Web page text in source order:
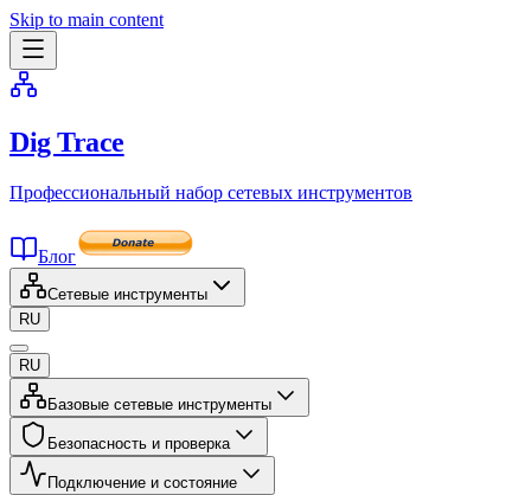
Skip to main content
Dig Trace
Профессиональный набор сетевых инструментов
Блог
Сетевые инструменты
RU
RU
Базовые сетевые инструменты
Безопасность и проверка
Подключение и состояние